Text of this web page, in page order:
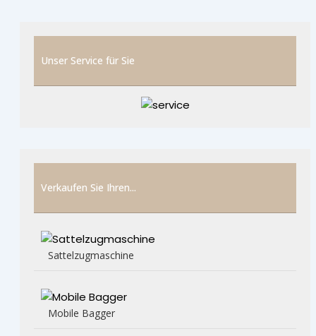
Unser Service für Sie
Verkaufen Sie Ihren...
Sattelzugmaschine
Mobile Bagger